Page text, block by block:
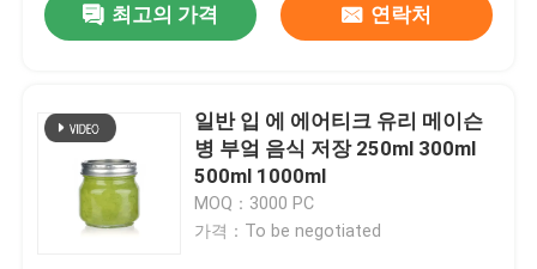
최고의 가격 연락처
일반 입 에 에어티크 유리 메이슨
병 부엌 음식 저장 250ml 300ml
500ml 1000ml
MOQ：3000 PC
가격：To be negotiated